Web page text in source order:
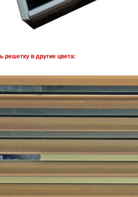
решетку в другие цвета: